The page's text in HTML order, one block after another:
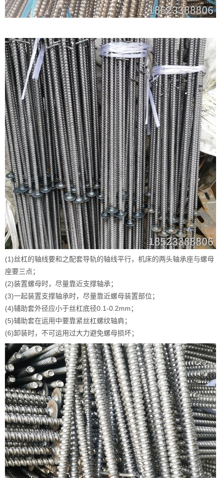
(1)丝杠的轴线要和之配套导轨的轴线平行，机床的两头轴承座与螺母
座要三点；
(2)装置螺母时，尽量靠近支撑轴承；
(3)一起装置支撑轴承时，尽量靠近螺母装置部位；
(4)辅助套外径应小于丝杠底径0.1-0.2mm；
(5)辅助套在运用中要靠紧丝杠螺纹轴肩；
(6)卸装时，不可运用过大力避免螺母损坏；